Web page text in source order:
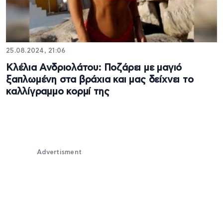
25.08.2024, 21:06
Κλέλια Ανδριολάτου: Ποζάρει με μαγιό
ξαπλωμένη στα βράχια και μας δείχνει το
καλλίγραμμο κορμί της
Advertisment